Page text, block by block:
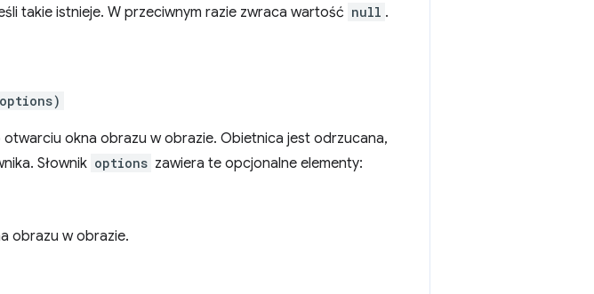
takie istnieje. W przeciwnym razie zwraca wartość null .
okna obrazu w obrazie. Obietnica jest odrzucana,
Słownik options zawiera te opcjonalne elementy:
obrazu w obrazie.